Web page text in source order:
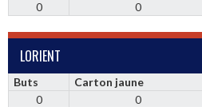
0
0
LORIENT
Buts Carton jaune
0
0